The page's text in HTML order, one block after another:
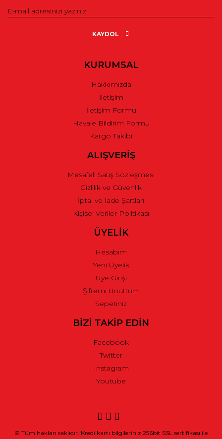
Ürün resmi kalitesiz, bozuk veya görüntülenemiyor.
Ürün açıklamasında eksik bilgiler bulunuyor.
Ürün fiyatı diğer sitelerden daha pahalı.
Gönder
KAYDOL
KURUMSAL
Hakkımızda
İletişim
İletişim Formu
Havale Bildirim Formu
Kargo Takibi
ALIŞVERİŞ
Mesafeli Satış Sözleşmesi
Gizlilik ve Güvenlik
İptal ve İade Şartları
Kişisel Veriler Politikası
ÜYELİK
Hesabım
Yeni Üyelik
Üye Girişi
Şifremi Unuttum
Sepetiniz
BİZİ TAKİP EDİN
Facebook
Twitter
Instagram
Youtube
© Tüm hakları saklıdır. Kredi kartı bilgileriniz 256bit SSL sertifikası ile